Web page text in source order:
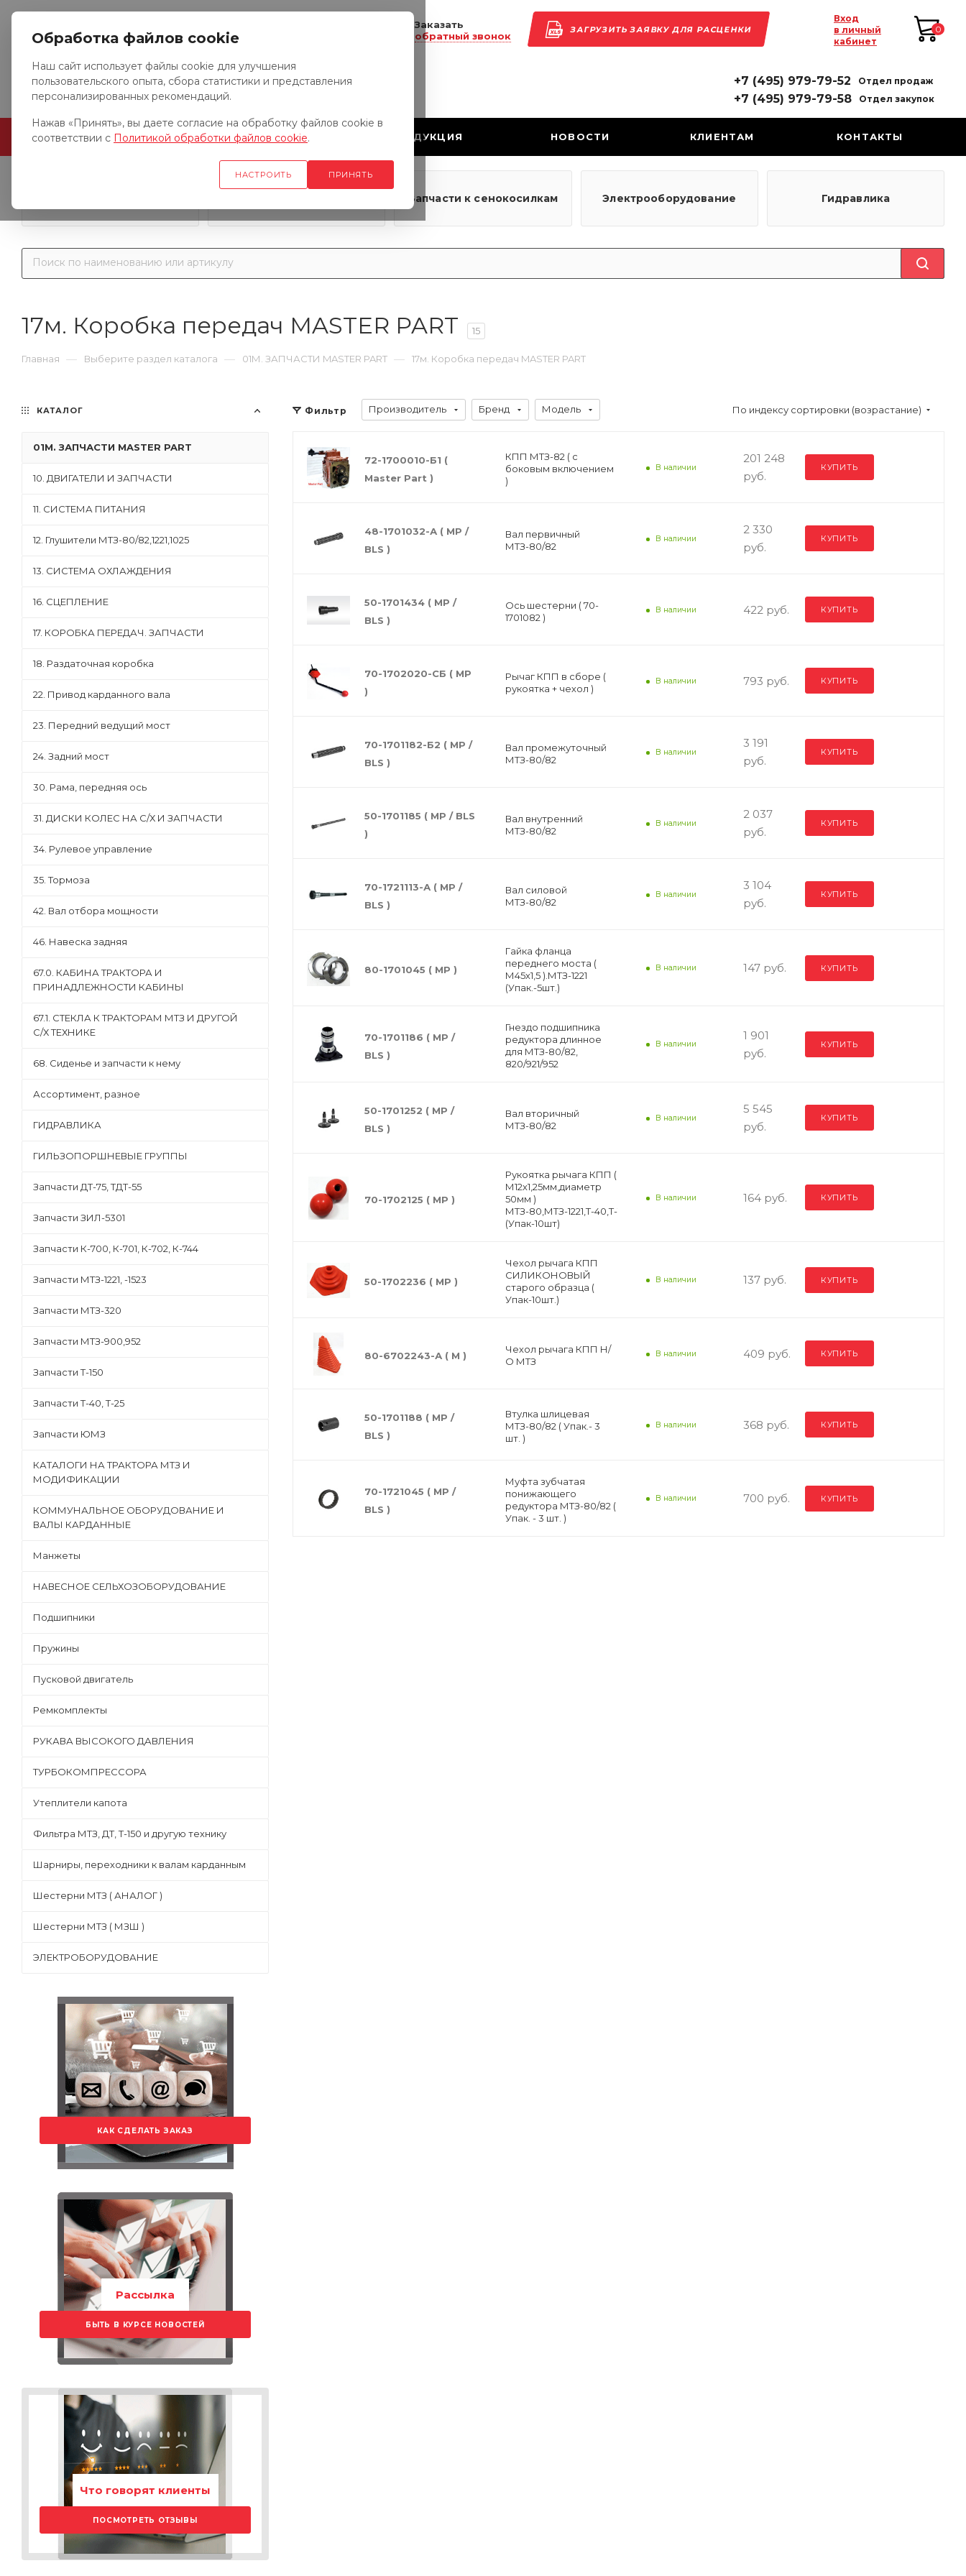
0
Вход
в личный
кабинет
ЗАГРУЗИТЬ ЗАЯВКУ ДЛЯ РАСЦЕНКИ
Заказать
обратный звонок
+7 (495) 979-79-52 Отдел продаж
+7 (495) 979-79-58 Отдел закупок
ГЛАВНАЯ О КОМПАНИИ ПРОДУКЦИЯ НОВОСТИ КЛИЕНТАМ КОНТАКТЫ
Запчасти к грузовым
Запчасти к сенокосилкам Электрооборудование Гидравлика
17м. Коробка передач MASTER PART 15
Главная — Выберите раздел каталога — 01М. ЗАПЧАСТИ MASTER PART — 17м. Коробка передач MASTER PART
Фильтр Производитель Бренд Модель По индексу сортировки (возрастание)
72-1700010-Б1 (
Master Part )
КПП МТЗ-82 ( с
боковым включением
)
В наличии
201 248
руб.
КУПИТЬ
48-1701032-А ( МР /
BLS )
Вал первичный
МТЗ-80/82
В наличии
2 330
руб.
КУПИТЬ
50-1701434 ( МР /
BLS )
Ось шестерни ( 70-
1701082 )
В наличии 422 руб. КУПИТЬ
70-1702020-СБ ( MP
)
Рычаг КПП в сборе (
рукоятка + чехол )
В наличии 793 руб. КУПИТЬ
70-1701182-Б2 ( MP /
BLS )
Вал промежуточный
МТЗ-80/82
В наличии
3 191
руб.
КУПИТЬ
50-1701185 ( МР / BLS
)
Вал внутренний
МТЗ-80/82
В наличии
2 037
руб.
КУПИТЬ
70-1721113-А ( МР /
BLS )
Вал силовой
МТЗ-80/82
В наличии
3 104
руб.
КУПИТЬ
80-1701045 ( МР )
Гайка фланца
переднего моста (
М45х1,5 ).МТЗ-1221
(Упак.-5шт.)
В наличии 147 руб. КУПИТЬ
70-1701186 ( MP /
BLS )
Гнездо подшипника
редуктора длинное
для МТЗ-80/82,
820/921/952
В наличии
1 901
руб.
КУПИТЬ
50-1701252 ( МР /
BLS )
Вал вторичный
МТЗ-80/82
В наличии
5 545
руб.
КУПИТЬ
70-1702125 ( MP )
Рукоятка рычага КПП (
М12х1,25мм,диаметр
50мм )
МТЗ-80,МТЗ-1221,Т-40,Т-16,ТДТ-55
(Упак-10шт)
В наличии 164 руб. КУПИТЬ
50-1702236 ( MP )
Чехол рычага КПП
СИЛИКОНОВЫЙ
старого образца (
Упак-10шт.)
В наличии 137 руб. КУПИТЬ
80-6702243-А ( M )
Чехол рычага КПП Н/
О МТЗ
В наличии 409 руб. КУПИТЬ
50-1701188 ( МР /
BLS )
Втулка шлицевая
МТЗ-80/82 ( Упак.- 3
шт. )
В наличии 368 руб. КУПИТЬ
70-1721045 ( MP /
BLS )
Муфта зубчатая
понижающего
редуктора МТЗ-80/82 (
Упак. - 3 шт. )
В наличии 700 руб. КУПИТЬ
КАТАЛОГ
01М. ЗАПЧАСТИ MASTER PART
10. ДВИГАТЕЛИ И ЗАПЧАСТИ
11. СИСТЕМА ПИТАНИЯ
12. Глушители МТЗ-80/82,1221,1025
13. СИСТЕМА ОХЛАЖДЕНИЯ
16. СЦЕПЛЕНИЕ
17. КОРОБКА ПЕРЕДАЧ. ЗАПЧАСТИ
18. Раздаточная коробка
22. Привод карданного вала
23. Передний ведущий мост
24. Задний мост
30. Рама, передняя ось
31. ДИСКИ КОЛЕС НА С/Х И ЗАПЧАСТИ
34. Рулевое управление
35. Тормоза
42. Вал отбора мощности
46. Навеска задняя
67.0. КАБИНА ТРАКТОРА И
ПРИНАДЛЕЖНОСТИ КАБИНЫ
67.1. СТЕКЛА К ТРАКТОРАМ МТЗ И ДРУГОЙ
С/Х ТЕХНИКЕ
68. Сиденье и запчасти к нему
Ассортимент, разное
ГИДРАВЛИКА
ГИЛЬЗОПОРШНЕВЫЕ ГРУППЫ
Запчасти ДТ-75, ТДТ-55
Запчасти ЗИЛ-5301
Запчасти К-700, К-701, К-702, К-744
Запчасти МТЗ-1221, -1523
Запчасти МТЗ-320
Запчасти МТЗ-900,952
Запчасти Т-150
Запчасти Т-40, Т-25
Запчасти ЮМЗ
КАТАЛОГИ НА ТРАКТОРА МТЗ И
МОДИФИКАЦИИ
КОММУНАЛЬНОЕ ОБОРУДОВАНИЕ И
ВАЛЫ КАРДАННЫЕ
Манжеты
НАВЕСНОЕ СЕЛЬХОЗОБОРУДОВАНИЕ
Подшипники
Пружины
Пусковой двигатель
Ремкомплекты
РУКАВА ВЫСОКОГО ДАВЛЕНИЯ
ТУРБОКОМПРЕССОРА
Утеплители капота
Фильтра МТЗ, ДТ, Т-150 и другую технику
Шарниры, переходники к валам карданным
Шестерни МТЗ ( АНАЛОГ )
Шестерни МТЗ ( МЗШ )
ЭЛЕКТРОБОРУДОВАНИЕ
КАК СДЕЛАТЬ ЗАКАЗ
Рассылка
БЫТЬ В КУРСЕ НОВОСТЕЙ
Что говорят клиенты
ПОСМОТРЕТЬ ОТЗЫВЫ
Обработка файлов cookie
Наш сайт использует файлы cookie для улучшения
пользовательского опыта, сбора статистики и представления
персонализированных рекомендаций.
Нажав «Принять», вы даете согласие на обработку файлов cookie в
соответствии с Политикой обработки файлов cookie.
НАСТРОИТЬ ПРИНЯТЬ